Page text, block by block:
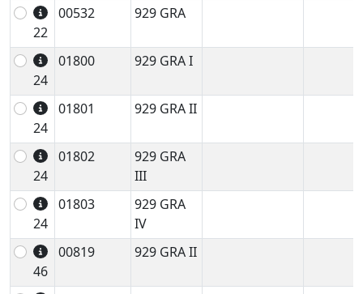
22
00532 929 GRA
24
01800 929 GRA I
24
01801 929 GRA II
24
01802
929 GRA
III
24
01803
929 GRA
IV
46
00819 929 GRA II